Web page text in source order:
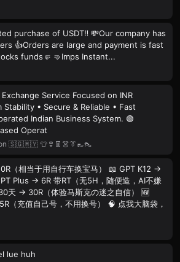
purchase of USDT‼️ 💸Our company has
👍Orders are large and payment is fast
funds🤛 🤜Imps Instant...
Service Focused on INR
Stability • Secure & Reliable • Fast
Indian Business System. 🟢
Operat
🇸🇬🇲🇾 👕👙👖👗👔👞👠
（相当于用自行车换宝马） 📖 GPT K12 →
Plus → 6R 带RT（无5H，随便造，AI不嫌
天 → 30R（体验马斯克の迷之自信） 🆕
（充值自己号，不用换号） 🧠 点我大脑袋，
lue huh